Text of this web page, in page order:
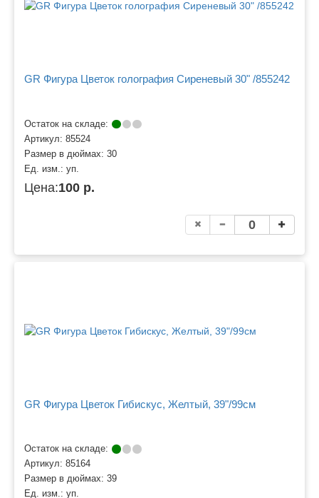
GR Фигура Цветок голография Сиреневый 30" /855242
Остаток на складе:
Артикул: 85524
Размер в дюймах: 30
Ед. изм.: уп.
Цена:100 р.
GR Фигура Цветок Гибискус, Желтый, 39"/99см
Остаток на складе:
Артикул: 85164
Размер в дюймах: 39
Ед. изм.: уп.